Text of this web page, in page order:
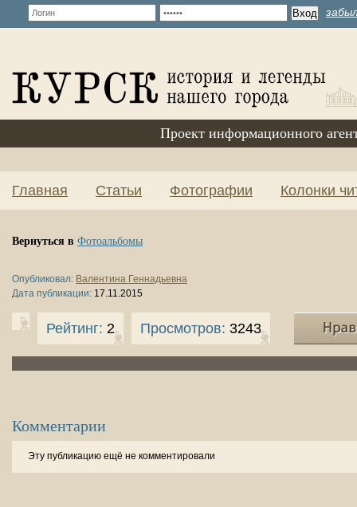
Проект информационного
Главная Статьи Фотографии Колонки
Вернуться в Фотоальбомы
Опубликовал: Валентина Геннадьевна
Дата публикации: 17.11.2015
Рейтинг: 2 Просмотров: 3243
Комментарии
Эту публикацию ещё не комментировали